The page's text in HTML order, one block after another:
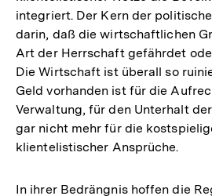
integriert. Der Kern der
darin, daß die wirtschaftlichen
Art der Herrschaft gefährdet
Die Wirtschaft ist überall so
Geld vorhanden ist für die
Verwaltung, für den Unterhalt
gar nicht mehr für die
klientelistischer Ansprüche.
In ihrer Bedrängnis hoffen die